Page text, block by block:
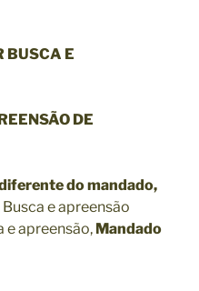
BUSCA E
DE
do mandado,
Busca e apreensão
e apreensão, Mandado